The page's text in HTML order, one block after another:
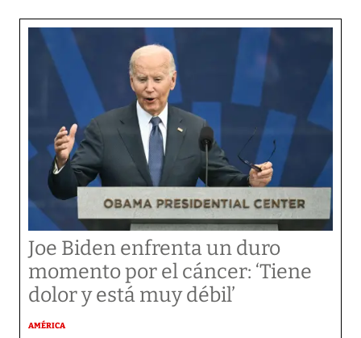
Joe Biden enfrenta un duro
momento por el cáncer: ‘Tiene
dolor y está muy débil’
AMÉRICA